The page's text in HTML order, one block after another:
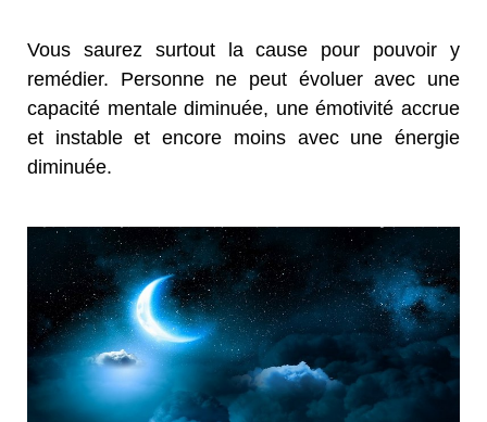
Vous saurez surtout la cause pour pouvoir y
remédier. Personne ne peut évoluer avec une
capacité mentale diminuée, une émotivité accrue
et instable et encore moins avec une énergie
diminuée.